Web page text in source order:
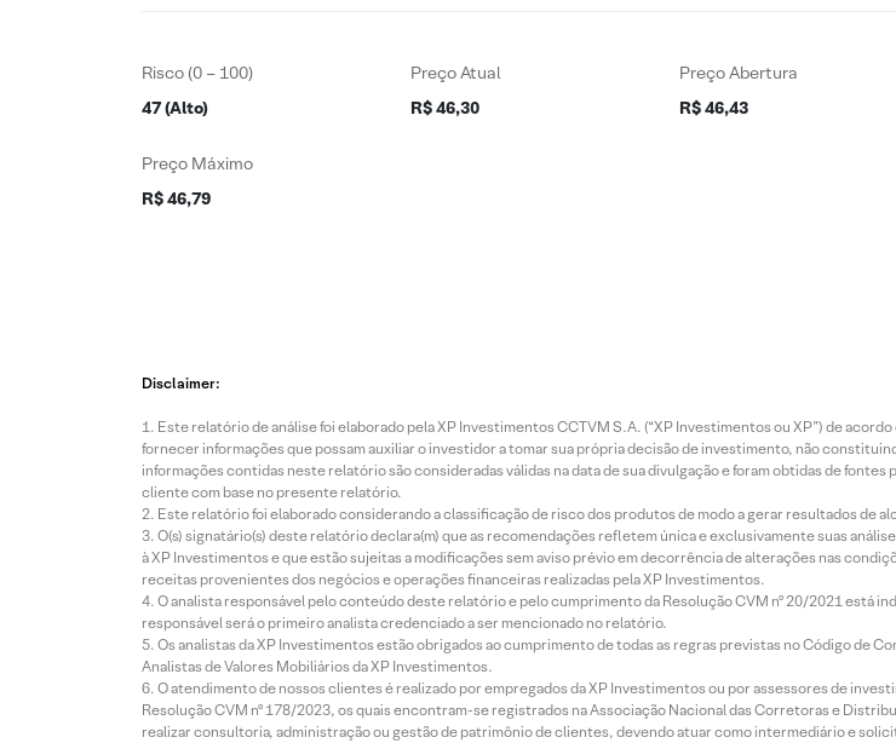
Risco (0 – 100)
47 (Alto)
Preço Atual
R$ 46,30
Preço Abertura
R$ 46,43
Preço Máximo
R$ 46,79
Disclaimer:
Este relatório de análise foi elaborado pela XP Investimentos CCTVM S.A. (“XP Investimentos ou XP”) de
fornecer informações que possam auxiliar o investidor a tomar sua própria decisão de investimento, não
informações contidas neste relatório são consideradas válidas na data de sua divulgação e foram obtidas de
cliente com base no presente relatório.
Este relatório foi elaborado considerando a classificação de risco dos produtos de modo a gerar resultados de
O(s) signatário(s) deste relatório declara(m) que as recomendações refletem única e exclusivamente suas
à XP Investimentos e que estão sujeitas a modificações sem aviso prévio em decorrência de alterações nas
receitas provenientes dos negócios e operações financeiras realizadas pela XP Investimentos.
O analista responsável pelo conteúdo deste relatório e pelo cumprimento da Resolução CVM nº 20/2021 está
responsável será o primeiro analista credenciado a ser mencionado no relatório.
Os analistas da XP Investimentos estão obrigados ao cumprimento de todas as regras previstas no Código de
Analistas de Valores Mobiliários da XP Investimentos.
O atendimento de nossos clientes é realizado por empregados da XP Investimentos ou por assessores de
Resolução CVM nº 178/2023, os quais encontram-se registrados na Associação Nacional das Corretoras e
realizar consultoria, administração ou gestão de patrimônio de clientes, devendo atuar como intermediário e